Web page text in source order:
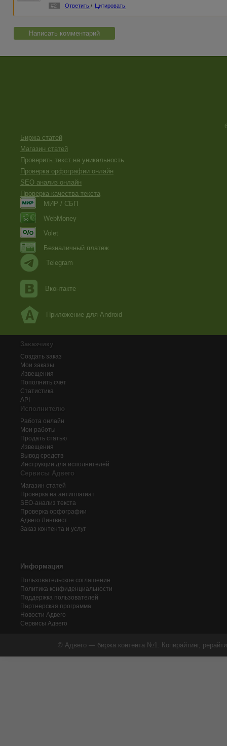
Раздвижные межкомнатные двери -
Электроинструмент: рекомендации по обслуживанию и
http://advego.ru/shop/text/13549961/
Инструмент для малярно-отделочных работ -http://
Стеклянный кухонный фартук - оригинально и практично -
#2 Ответить / Цитировать
Написать комментарий
Биржа статей
Магазин статей
Проверить текст на уникальность
Проверка орфографии онлайн
SEO анализ онлайн
Проверка качества текста
МИР / СБП
WebMoney
Volet
Безналичный платеж
Telegram
Вконтакте
Приложение для Android
Заказчику
Создать заказ
Мои заказы
Извещения
Пополнить счёт
Статистика
API
Исполнителю
Работа онлайн
Мои работы
Продать статью
Извещения
Вывод средств
Инструкции для исполнителей
Сервисы Адвего
Магазин статей
Проверка на антиплагиат
SEO-анализ текста
Проверка орфографии
Адвего Лингвист
Заказ контента и услуг
Информация
Пользовательское соглашение
Политика конфиденциальности
Поддержка пользователей
Партнерская программа
Новости Адвего
Сервисы Адвего
© Адвего — биржа контента №1. Копирайтинг,